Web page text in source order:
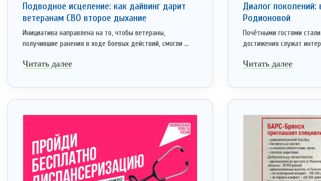
Подводное исцеление: как дайвинг дарит
ветеранам СВО второе дыхание
Инициатива направлена на то, чтобы ветераны,
получившие ранения в ходе боевых действий, смогли ...
Читать далее
Диалог поколений:
Родионовой
Почётными гостями
достижения служат
Читать далее